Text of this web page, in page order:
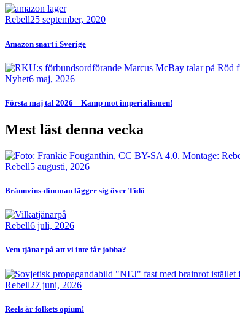
Bild
Rebell25 september, 2020
Amazon snart i Sverige
Bild
Nyhet6 maj, 2026
Första maj tal 2026 – Kamp mot imperialismen!
Mest läst denna vecka
Bild
Rebell5 augusti, 2026
Brännvins-dimman lägger sig över Tidö
Bild
Rebell6 juli, 2026
Vem tjänar på att vi inte får jobba?
Bild
Rebell27 juni, 2026
Reels är folkets opium!